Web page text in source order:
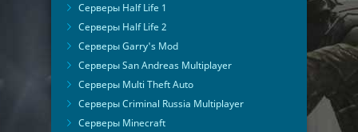
Серверы Half Life 1
Серверы Half Life 2
Серверы Garry's Mod
Серверы San Andreas Multiplayer
Серверы Multi Theft Auto
Серверы Criminal Russia Multiplayer
Серверы Minecraft